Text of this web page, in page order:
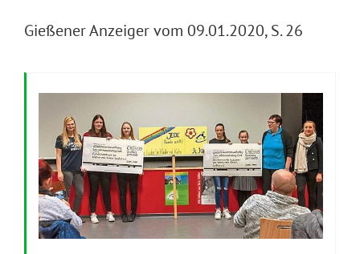
Gießener Anzeiger vom 09.01.2020, S. 26